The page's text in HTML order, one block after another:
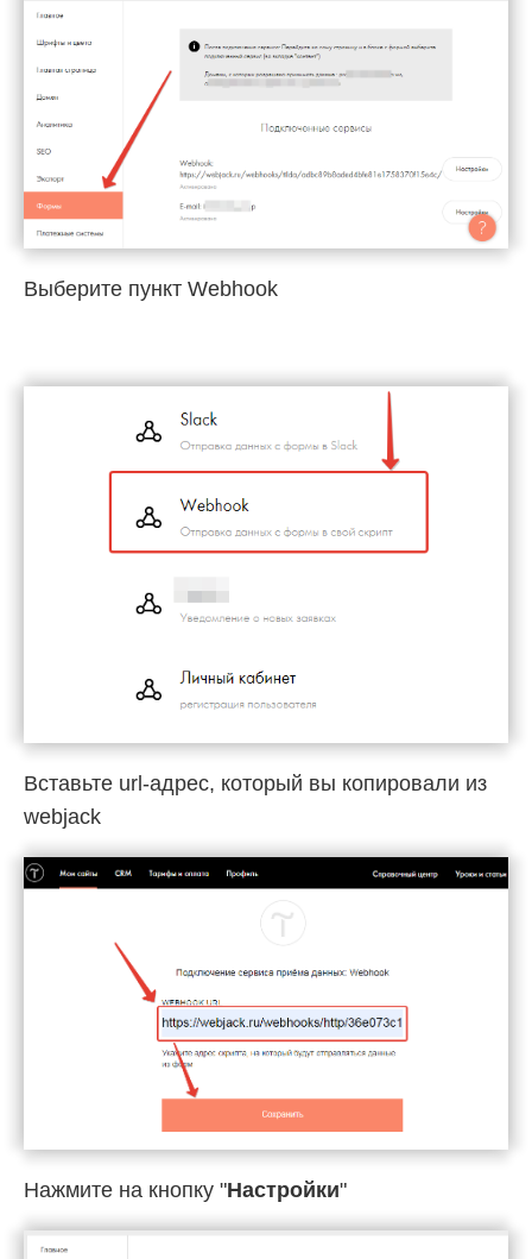
Выберите пункт Webhook
Вставьте url-адрес, который вы копировали из
webjack
Нажмите на кнопку "Настройки"